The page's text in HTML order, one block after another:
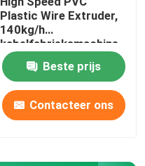
Plastic Wire Extruder,
140kg/h
kabelfabrieksmachine
Beste prijs
Contacteer ons